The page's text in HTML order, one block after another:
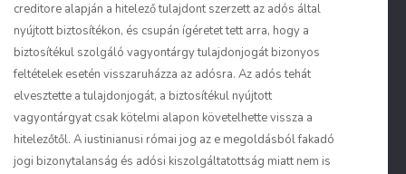
creditore alapján a hitelező tulajdont szerzett az adós által
nyújtott biztosítékon, és csupán ígéretet tett arra, hogy a
biztosítékul szolgáló vagyontárgy tulajdonjogát bizonyos
feltételek esetén visszaruházza az adósra. Az adós tehát
elvesztette a tulajdonjogát, a biztosítékul nyújtott
vagyontárgyat csak kötelmi alapon követelhette vissza a
hitelezőtől. A iustinianusi római jog az e megoldásból fakadó
jogi bizonytalanság és adósi kiszolgáltatottság miatt nem is